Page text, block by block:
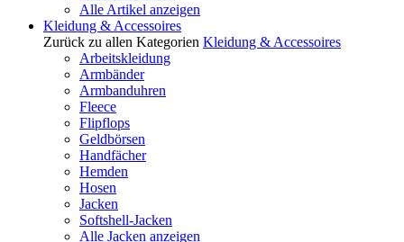
Alle Artikel anzeigen
Kleidung & Accessoires
Zurück zu allen Kategorien Kleidung & Accessoires
Arbeitskleidung
Armbänder
Armbanduhren
Fleece
Flipflops
Geldbörsen
Handfächer
Hemden
Hosen
Jacken
Softshell-Jacken
Alle Jacken anzeigen